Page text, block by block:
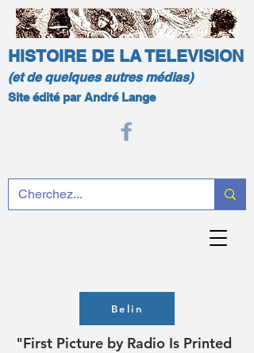
HISTOIRE DE LA TELEVISION
(et de quelques autres médias)
Site édité par André Lange
Belin
"First Picture by Radio Is Printed